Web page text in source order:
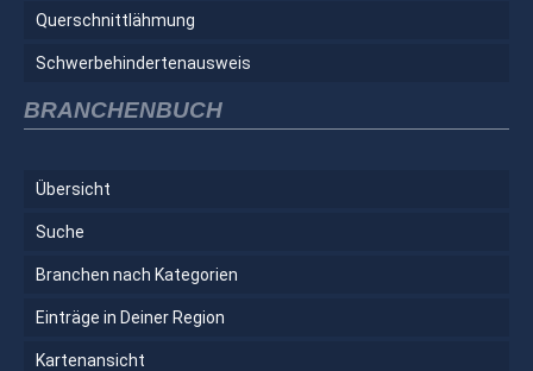
Querschnittlähmung
Schwerbehindertenausweis
BRANCHENBUCH
Übersicht
Suche
Branchen nach Kategorien
Einträge in Deiner Region
Kartenansicht